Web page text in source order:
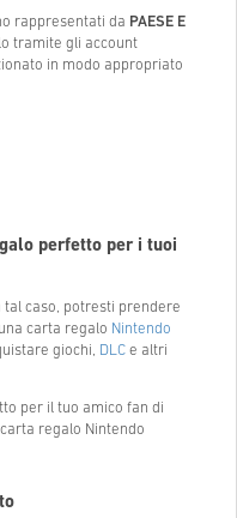
rappresentati da PAESE E
tramite gli account
in modo appropriato
perfetto per i tuoi
tal caso, potresti prendere
carta regalo Nintendo
giochi, DLC e altri
per il tuo amico fan di
regalo Nintendo